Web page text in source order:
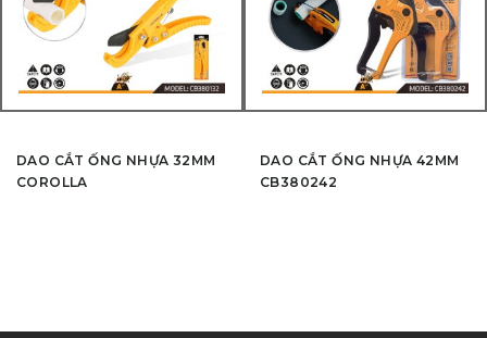
DAO CẮT ỐNG NHỰA 32MM
COROLLA
DAO CẮT ỐNG NHỰA 42MM
CB380242